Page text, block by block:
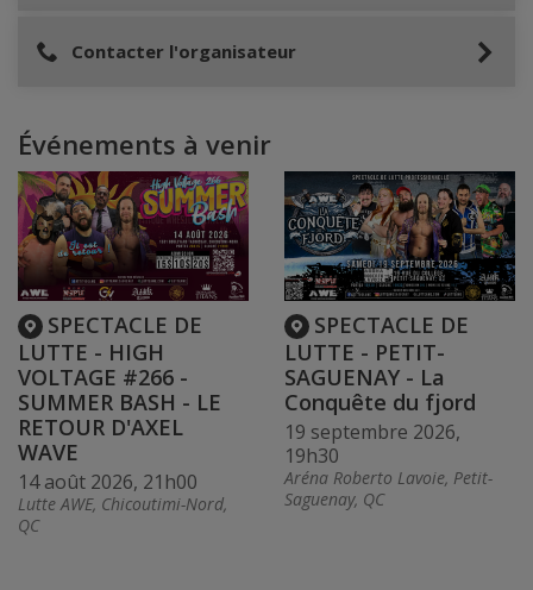
Contacter l'organisateur
Événements à venir
SPECTACLE DE
LUTTE - HIGH
VOLTAGE #266 -
SUMMER BASH - LE
RETOUR D'AXEL
WAVE
14 août 2026, 21h00
Lutte AWE, Chicoutimi-Nord,
QC
SPECTACLE DE
LUTTE - PETIT-
SAGUENAY - La
Conquête du fjord
19 septembre 2026,
19h30
Aréna Roberto Lavoie, Petit-
Saguenay, QC